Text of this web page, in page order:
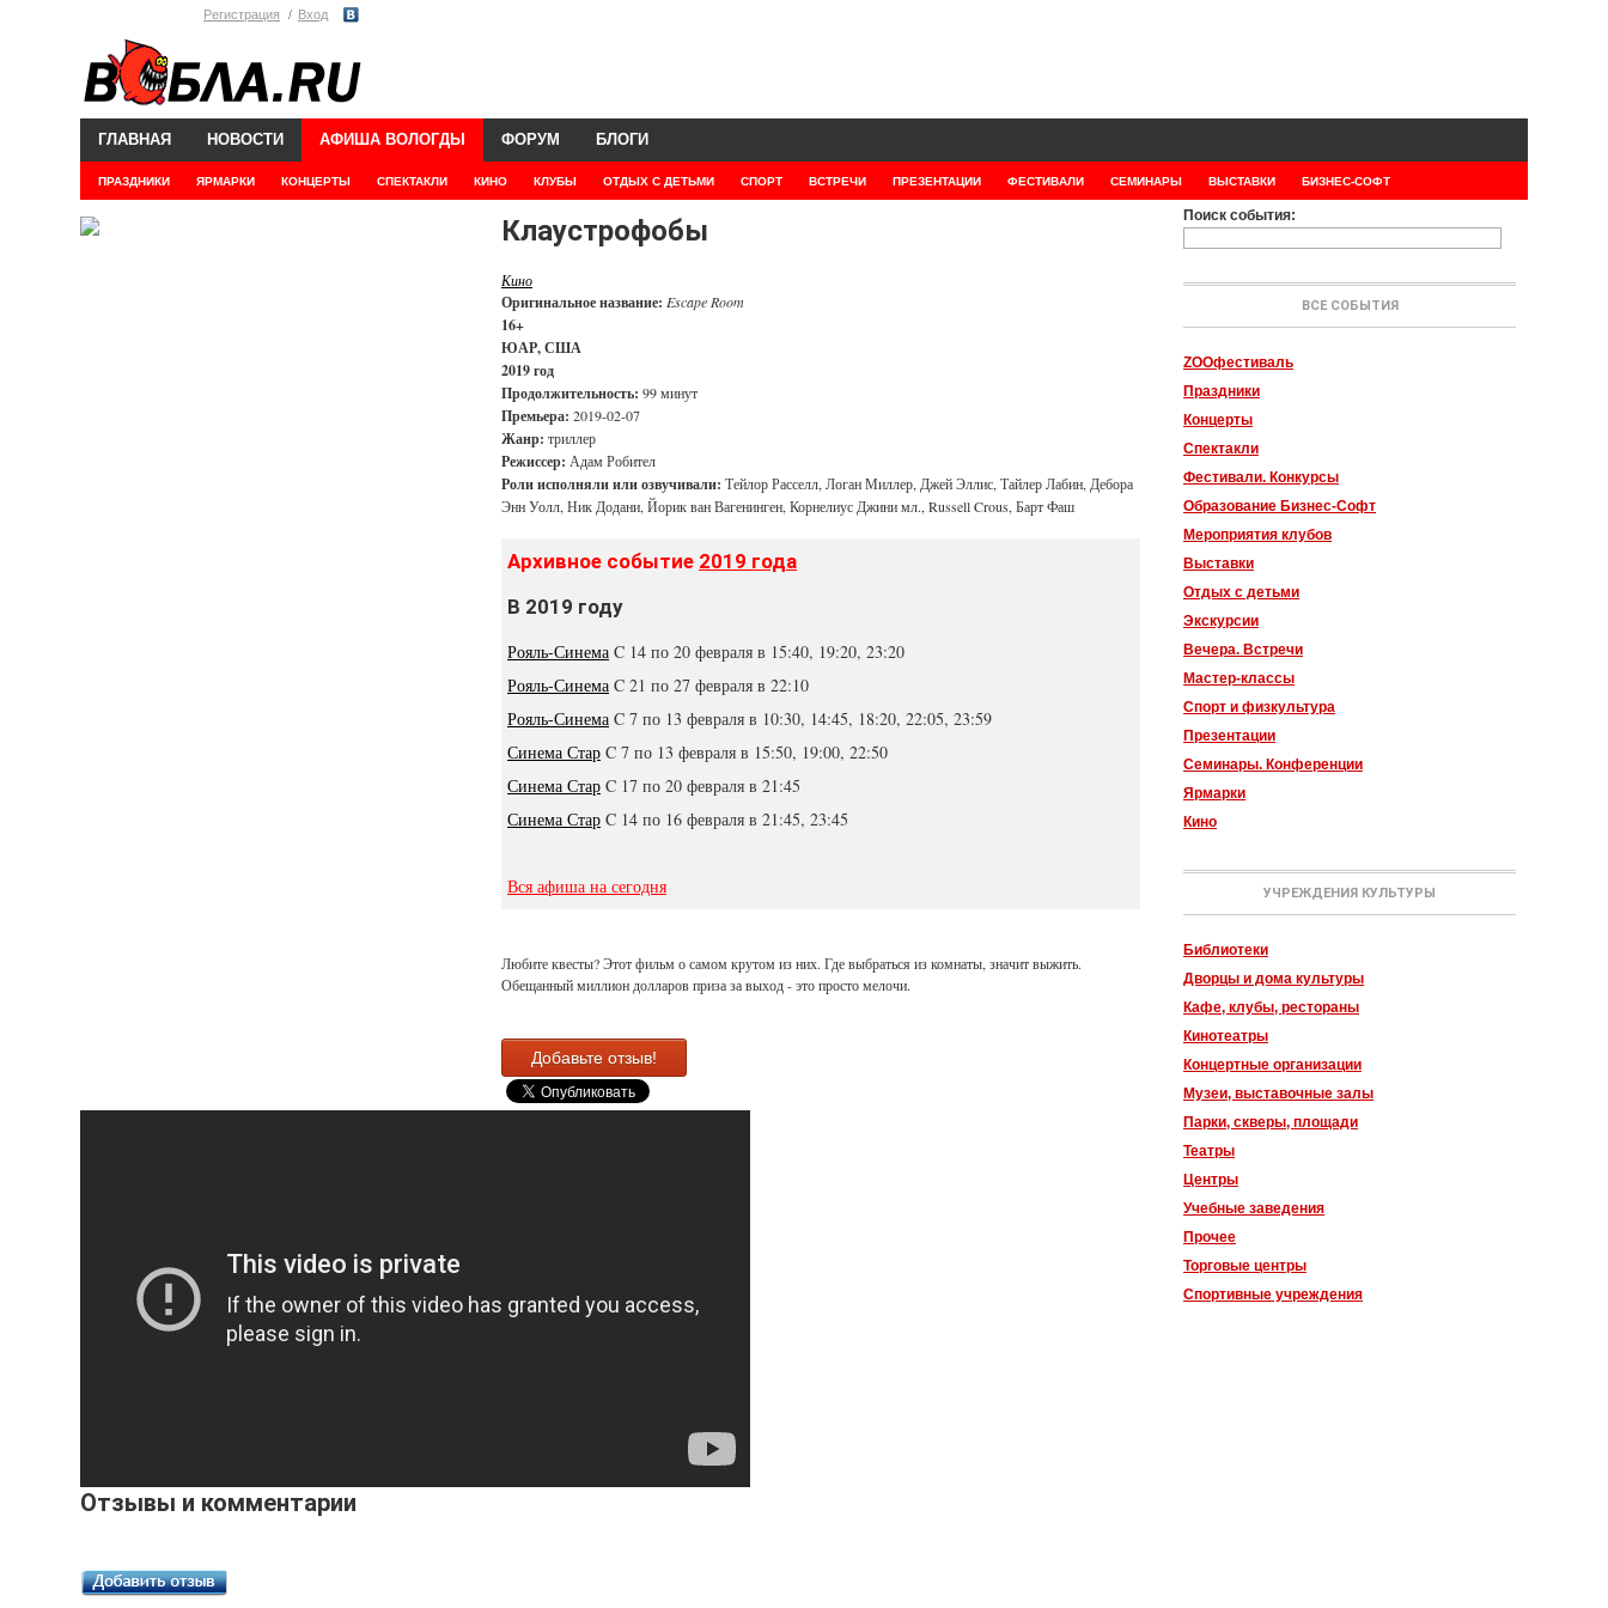
Регистрация Вход
ГЛАВНАЯ НОВОСТИ АФИША ВОЛОГДЫ
ПРАЗДНИКИ ЯРМАРКИ КОНЦЕРТЫ СПЕКТАКЛИ КИНО КЛУБЫ ОТДЫХ С ДЕТЬМИ СПОРТ ВСТРЕЧИ ПРЕЗЕНТАЦИИ ФЕСТИВАЛИ СЕМИНАРЫ ВЫСТАВКИ БИЗНЕС-СОФТ
ФОРУМ БЛОГИ
Клаустрофобы
Кино
Оригинальное название: Escape Room
16+
ЮАР, США
2019 год
Продолжительность: 99 минут
Премьера: 2019-02-07
Жанр: триллер
Режиссер: Адам Робител
Роли исполняли или озвучивали: Тейлор Расселл, Логан Миллер, Джей Эллис, Тайлер Лабин, Дебора
Энн Уолл, Ник Додани, Йорик ван Вагенинген, Корнелиус Джини мл., Russell Crous, Барт Фаш
Архивное событие 2019 года
В 2019 году
Рояль-Синема C 14 по 20 февраля в 15:40, 19:20, 23:20
Рояль-Синема C 21 по 27 февраля в 22:10
Рояль-Синема C 7 по 13 февраля в 10:30, 14:45, 18:20, 22:05, 23:59
Синема Стар C 7 по 13 февраля в 15:50, 19:00, 22:50
Синема Стар C 17 по 20 февраля в 21:45
Синема Стар C 14 по 16 февраля в 21:45, 23:45
Вся афиша на сегодня
Любите квесты? Этот фильм о самом крутом из них. Где выбраться из комнаты, значит выжить.
Обещанный миллион долларов приза за выход - это просто мелочи.
Добавьте отзыв!
Отзывы и комментарии
Поиск события:
ВСЕ СОБЫТИЯ
ZOOфестиваль
Праздники
Концерты
Спектакли
Фестивали. Конкурсы
Образование Бизнес-Софт
Мероприятия клубов
Выставки
Отдых с детьми
Экскурсии
Вечера. Встречи
Мастер-классы
Спорт и физкультура
Презентации
Семинары. Конференции
Ярмарки
Кино
УЧРЕЖДЕНИЯ КУЛЬТУРЫ
Библиотеки
Дворцы и дома культуры
Кафе, клубы, рестораны
Кинотеатры
Концертные организации
Музеи, выставочные залы
Парки, скверы, площади
Театры
Центры
Учебные заведения
Прочее
Торговые центры
Спортивные учреждения